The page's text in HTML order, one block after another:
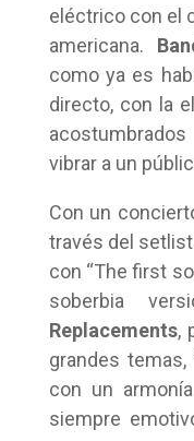
eléctrico con el
americana.
como ya es
directo, con la
vibrar a un
Con un
través del
con “The first
soberbia
Replacements,
grandes
con un
siempre